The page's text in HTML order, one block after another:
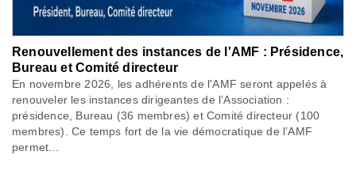
Renouvellement des instances de l'AMF : Présidence,
Bureau et Comité directeur
En novembre 2026, les adhérents de l'AMF seront appelés à
renouveler les instances dirigeantes de l’Association :
présidence, Bureau (36 membres) et Comité directeur (100
membres). Ce temps fort de la vie démocratique de l’AMF
permet...